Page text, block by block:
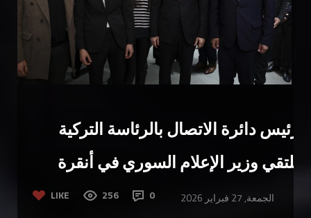
رئيس دائرة الاتصال بالرئاسة التركية
يلتقي وزير الإعلام السوري في أنقرة
LIKE 256 0 الجمعة, 27 فبراير 2026